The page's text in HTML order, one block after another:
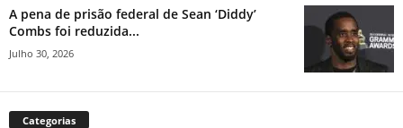
A pena de prisão federal de Sean ‘Diddy’
Combs foi reduzida...
Julho 30, 2026
Categorias